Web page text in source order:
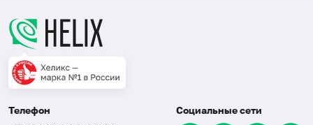
Телефон Социальные сети